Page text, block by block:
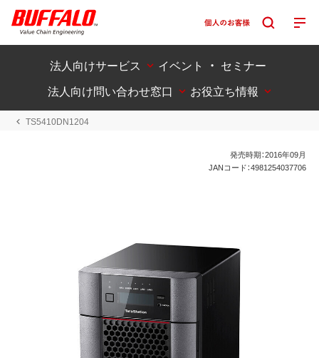
法人向けサービス
イベント ・ セミナー
法人向け問い合わせ窓口
お役立ち情報
TS5410DN1204
発売時期：2016年09月
JANコード：4981254037706